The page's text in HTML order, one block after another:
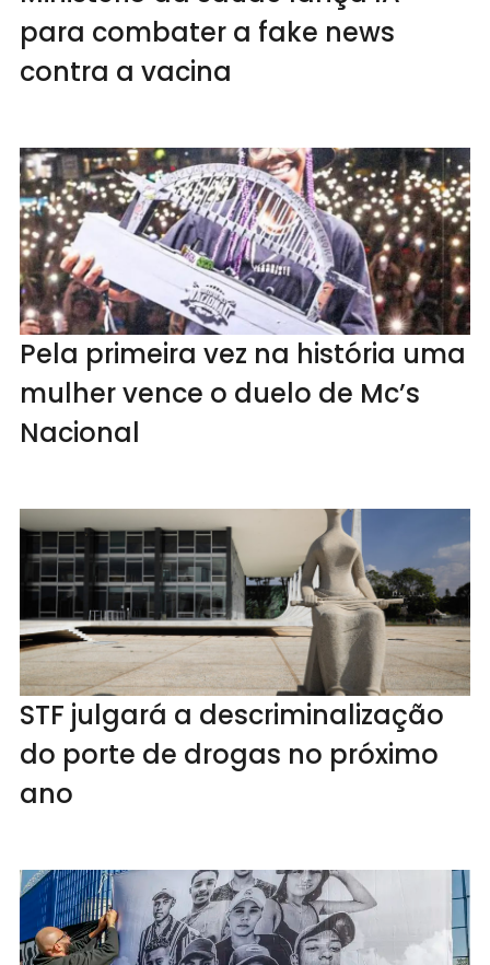
para combater a fake news
contra a vacina
Pela primeira vez na história uma
mulher vence o duelo de Mc’s
Nacional
STF julgará a descriminalização
do porte de drogas no próximo
ano